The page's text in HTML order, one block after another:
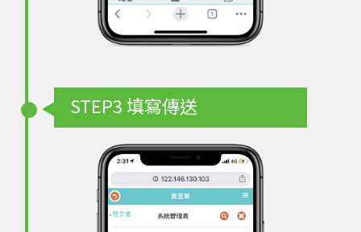
STEP3 填寫傳送